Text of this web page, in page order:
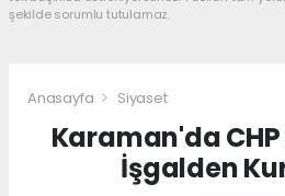
şekilde sorumlu tutulamaz.
Anasayfa Siyaset
Karaman'da CHP
İşgalden